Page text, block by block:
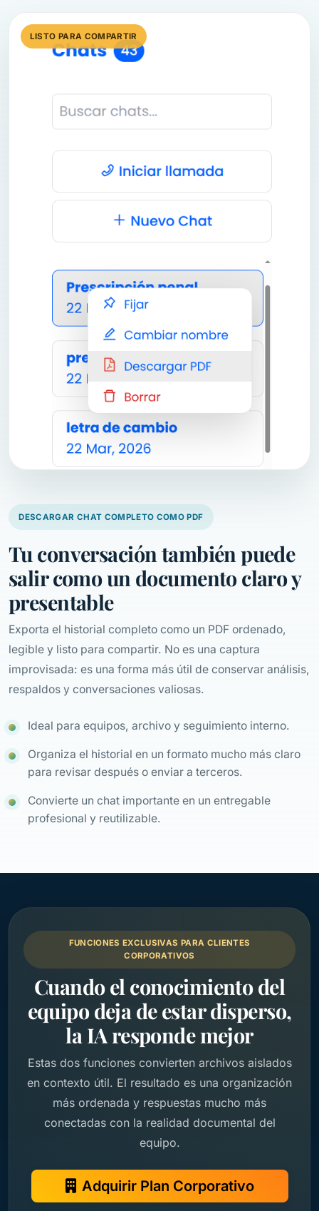
LISTO PARA COMPARTIR
DESCARGAR CHAT COMPLETO COMO PDF
Tu conversación también puede
salir como un documento claro y
presentable
Exporta el historial completo como un PDF ordenado,
legible y listo para compartir. No es una captura
improvisada: es una forma más útil de conservar análisis,
respaldos y conversaciones valiosas.
Ideal para equipos, archivo y seguimiento interno.
Organiza el historial en un formato mucho más claro
para revisar después o enviar a terceros.
Convierte un chat importante en un entregable
profesional y reutilizable.
FUNCIONES EXCLUSIVAS PARA CLIENTES
CORPORATIVOS
Cuando el conocimiento del
equipo deja de estar disperso,
la IA responde mejor
Estas dos funciones convierten archivos aislados
en contexto útil. El resultado es una organización
más ordenada y respuestas mucho más
conectadas con la realidad documental del
equipo.
Adquirir Plan Corporativo